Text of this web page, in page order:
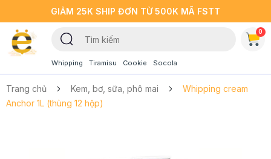
GIẢM 25K SHIP ĐƠN TỪ 500K MÃ FSTT
Whipping Tiramisu Cookie Socola
0
Trang chủ Kem, bơ, sữa, phô mai
Whipping cream
Anchor 1L (thùng 12 hộp)